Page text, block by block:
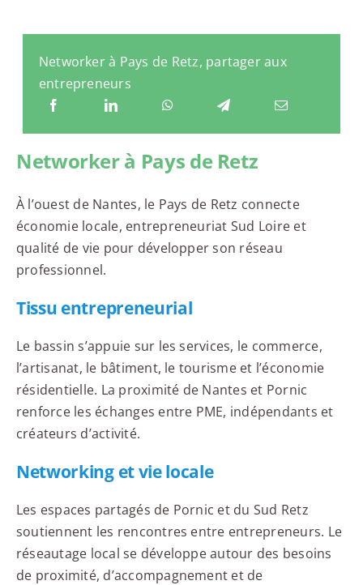
Networker à Pays de Retz, partager aux
entrepreneurs
Networker à Pays de Retz
À l’ouest de Nantes, le Pays de Retz connecte
économie locale, entrepreneuriat Sud Loire et
qualité de vie pour développer son réseau
professionnel.
Tissu entrepreneurial
Le bassin s’appuie sur les services, le commerce,
l’artisanat, le bâtiment, le tourisme et l’économie
résidentielle. La proximité de Nantes et Pornic
renforce les échanges entre PME, indépendants et
créateurs d’activité.
Networking et vie locale
Les espaces partagés de Pornic et du Sud Retz
soutiennent les rencontres entre entrepreneurs. Le
réseautage local se développe autour des besoins
de proximité, d’accompagnement et de